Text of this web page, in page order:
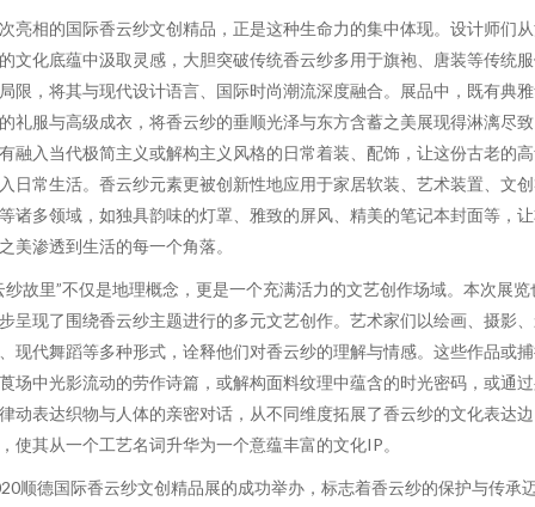
亮相的国际香云纱文创精品，正是这种生命力的集中体现。设计师们
文化底蕴中汲取灵感，大胆突破传统香云纱多用于旗袍、唐装等传统
限，将其与现代设计语言、国际时尚潮流深度融合。展品中，既有典
礼服与高级成衣，将香云纱的垂顺光泽与东方含蓄之美展现得淋漓尽
融入当代极简主义或解构主义风格的日常着装、配饰，让这份古老的
日常生活。香云纱元素更被创新性地应用于家居软装、艺术装置、文
诸多领域，如独具韵味的灯罩、雅致的屏风、精美的笔记本封面等，
美渗透到生活的每一个角落。
纱故里”不仅是地理概念，更是一个充满活力的文艺创作场域。本次展览
呈现了围绕香云纱主题进行的多元文艺创作。艺术家们以绘画、摄影
现代舞蹈等多种形式，诠释他们对香云纱的理解与情感。这些作品或
场中光影流动的劳作诗篇，或解构面料纹理中蕴含的时光密码，或通
动表达织物与人体的亲密对话，从不同维度拓展了香云纱的文化表达边
使其从一个工艺名词升华为一个意蕴丰富的文化IP。
顺德国际香云纱文创精品展的成功举办，标志着香云纱的保护与传承